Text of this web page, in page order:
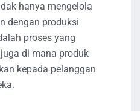
hanya mengelola
dengan produksi
proses yang
di mana produk
kepada pelanggan